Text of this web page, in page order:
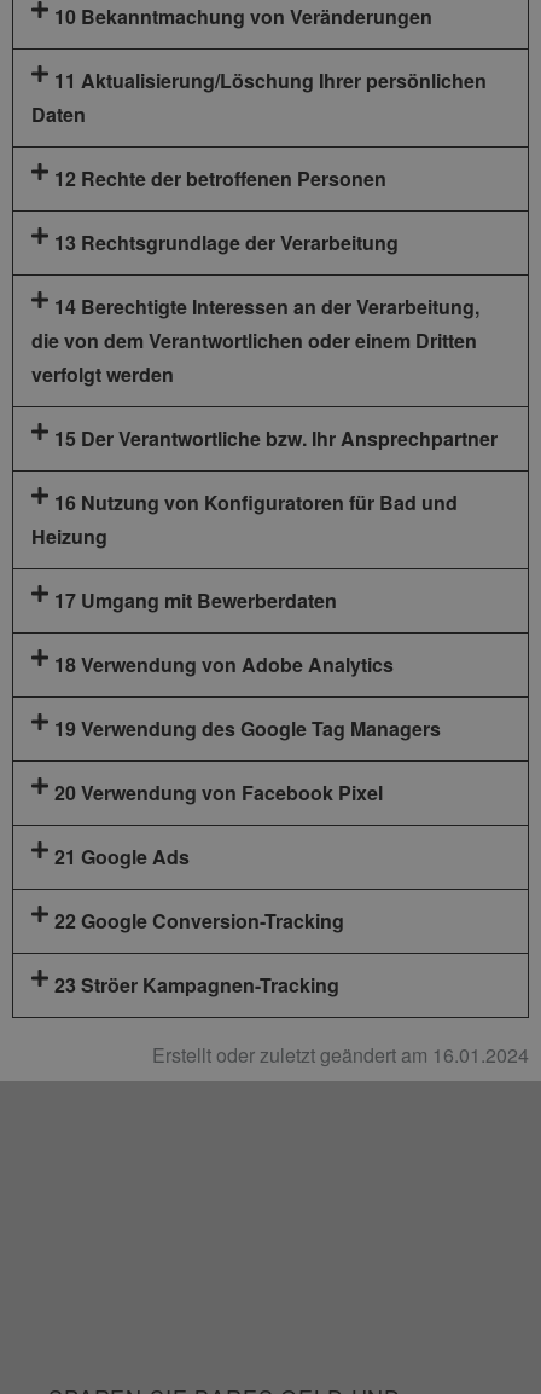
10 Bekanntmachung von Veränderungen
11 Aktualisierung/Löschung Ihrer persönlichen
Daten
12 Rechte der betroffenen Personen
13 Rechtsgrundlage der Verarbeitung
14 Berechtigte Interessen an der Verarbeitung,
die von dem Verantwortlichen oder einem Dritten
verfolgt werden
15 Der Verantwortliche bzw. Ihr Ansprechpartner
16 Nutzung von Konfiguratoren für Bad und
Heizung
17 Umgang mit Bewerberdaten
18 Verwendung von Adobe Analytics
19 Verwendung des Google Tag Managers
20 Verwendung von Facebook Pixel
21 Google Ads
22 Google Conversion-Tracking
23 Ströer Kampagnen-Tracking
Erstellt oder zuletzt geändert am 16.01.2024